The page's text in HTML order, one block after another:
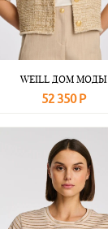
WEILL ДОМ МОДЫ
52 350 Р